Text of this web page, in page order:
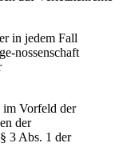
in jedem Fall
nossenschaft
im Vorfeld der
der
3 Abs. 1 der